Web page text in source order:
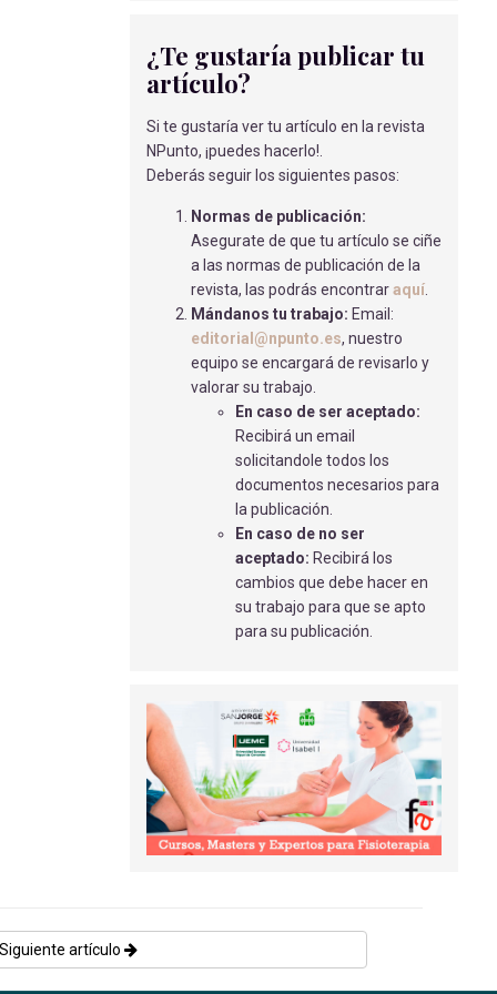
PEDIÁTRICO
Matas Caballero, S., Martín Martín-Peralta,
DOLOR POSTOPERATORIO.
ACTUALIZACIÓN ENFERMERA
ESTUDIO DE UN CASO DE CUADRO
SUBOCLUSIVO EN URGENCIAS.
Rodríguez Arjona R. - 02/04/2018
REVISIÓN BIBLIOGRÁFICA - ¿CÓMO
INFLUYE EL ESTRÉS MATERNO
DURANTE EL EMBARAZO?
Moya Crespo, M.J- 30/07/2025
EL USO DE MIEL EN MUCOSITIS ORAL
Muñoz Bautista, J- 15/05/2018
CASO CLÍNICO - PREVENCIÓN DE LA
FLEBITIS SUPERFICIAL
Martínez Pizarro, S- 13/05/2020
PRINCIPALES PATOLOGÍAS DE
INGRESO EN UCI NEONATAL
OFTALMOLÓGICAS
González Fernández, A., Polo Morís, B.,
González Fernández, C
- 31/03/2025
REVISIÓN BIBLIOGRÁFICA -
PREVENCIÓN DEL ESTRÉS LABORAL EN
PROFESIONALES SANITARIOS TRAS LA
EN LA DONACIÓN DE MÉDULA ÓSEA
¿Te gustaría publicar tu
artículo?
Si te gustaría ver tu artículo en la revista
NPunto, ¡puedes hacerlo!.
Deberás seguir los siguientes pasos:
Normas de publicación:
Asegurate de que tu artículo se ciñe
a las normas de publicación de la
revista, las podrás encontraraquí
Mándanos tu trabajo: Email:
editorial@npunto.es, nuestro
equipo se encargará de revisarlo y
valorar su trabajo.
En caso de ser aceptado:
Recibirá un email
solicitandole todos los
documentos necesarios para
la publicación.
En caso de no ser
aceptado: Recibirá los
cambios que debe hacer en
su trabajo para que se apto
para su publicación.
Siguiente artículo